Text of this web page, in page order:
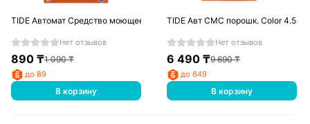
TIDE Автомат Средство моющее синтетическое порошкообразное
Нет отзывов
890₸1 090₸
до 89
В корзину
TIDE Авт СМС порошк. Color 4.5кг
Нет отзывов
6 490 ₸9 690₸
до 649
В корзину